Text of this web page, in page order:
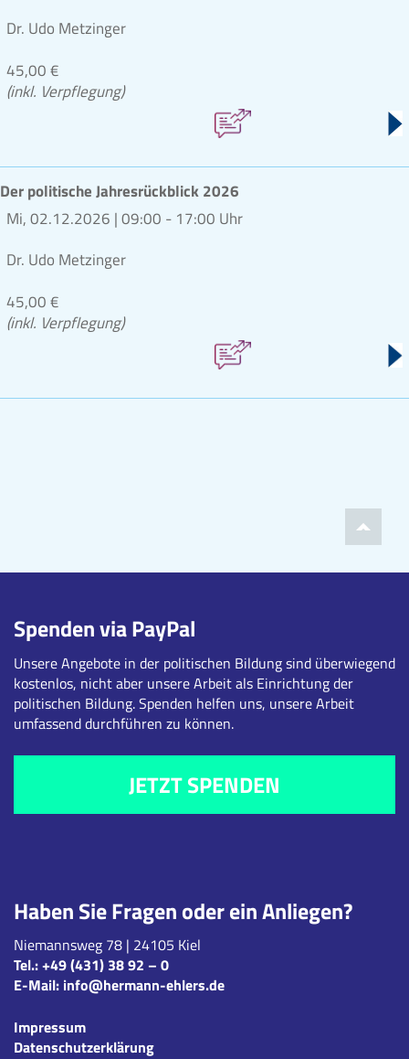
Dr. Udo Metzinger
45,00 €
(inkl. Verpflegung)
Der politische Jahresrückblick 2026
Mi, 02.12.2026 |09:00 - 17:00 Uhr
Dr. Udo Metzinger
45,00 €
(inkl. Verpflegung)
Haben Sie Fragen oder ein Anliegen?
Niemannsweg 78 | 24105 Kiel
Tel.:+49 (431) 38 92 – 0
E-Mail: info@hermann-ehlers.de
Impressum
Datenschutzerklärung
Spenden via PayPal
Unsere Angebote in der politischen Bildung sind überwiegend
kostenlos, nicht aber unsere Arbeit als Einrichtung der
politischen Bildung. Spenden helfen uns, unsere Arbeit
umfassend durchführen zu können.
JETZT SPENDEN